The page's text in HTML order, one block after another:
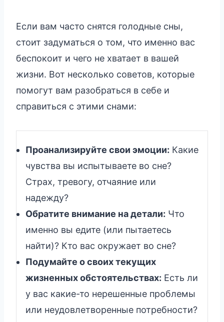
Если вам часто снятся голодные сны,
стоит задуматься о том, что именно вас
беспокоит и чего не хватает в вашей
жизни. Вот несколько советов, которые
помогут вам разобраться в себе и
справиться с этими снами:
Проанализируйте свои эмоции: Какие
чувства вы испытываете во сне?
Страх, тревогу, отчаяние или
надежду?
Обратите внимание на детали: Что
именно вы едите (или пытаетесь
найти)? Кто вас окружает во сне?
Подумайте о своих текущих
жизненных обстоятельствах: Есть ли
у вас какие-то нерешенные проблемы
или неудовлетворенные потребности?